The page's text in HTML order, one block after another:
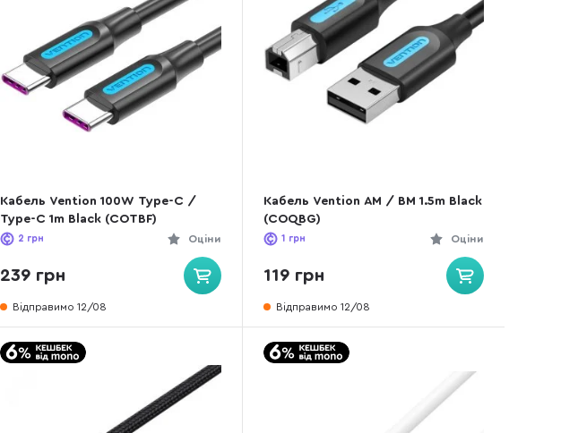
Кабель Vention 100W Type-C /
Type-C 1m Black (COTBF)
Оціни
2 грн
239 грн
Відправимо 12/08
Кабель Vention AM / BM 1.5m Black
(COQBG)
Оціни
1 грн
119 грн
Відправимо 12/08